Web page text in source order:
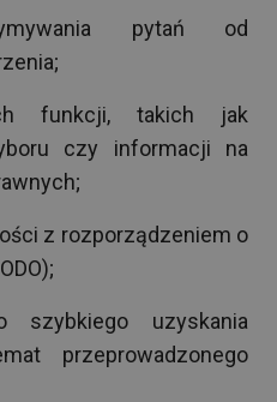
pytań od
funkcji, takich jak
czy informacji na
z rozporządzeniem o
szybkiego uzyskania
przeprowadzonego